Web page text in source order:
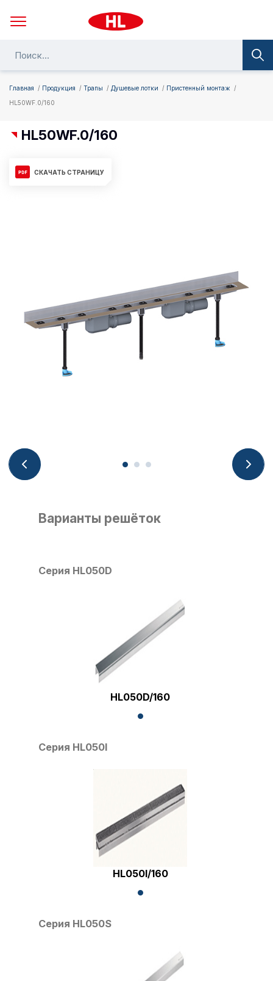
Главная Продукция Трапы Душевые лотки
Пристенный монтаж
HL50WF.0/160
Варианты решёток
Серия HL050D
HL050D/160
Серия HL050I
HL050I/160
Серия HL050S
HL50WF.0/160
СКАЧАТЬ СТРАНИЦУ